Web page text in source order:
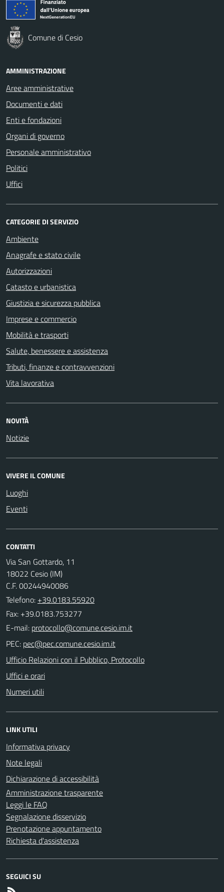
Comune di Cesio
AMMINISTRAZIONE
Aree amministrative
Documenti e dati
Enti e fondazioni
Organi di governo
Personale amministrativo
Politici
Uffici
CATEGORIE DI SERVIZIO
Ambiente
Anagrafe e stato civile
Autorizzazioni
Catasto e urbanistica
Giustizia e sicurezza pubblica
Imprese e commercio
Mobilità e trasporti
Salute, benessere e assistenza
Tributi, finanze e contravvenzioni
Vita lavorativa
NOVITÀ
Notizie
VIVERE IL COMUNE
Luoghi
Eventi
CONTATTI
Via San Gottardo, 11
18022 Cesio (IM)
C.F. 00244940086
Telefono: +39.0183.55920
Fax: +39.0183.753277
E-mail:
PEC:
Ufficio Relazioni con il Pubblico, Protocollo
Uffici e orari
Numeri utili
LINK UTILI
Informativa privacy
Note legali
Dichiarazione di accessibilità
Amministrazione trasparente
Leggi le FAQ
Segnalazione disservizio
Prenotazione appuntamento
Richiesta d'assistenza
SEGUICI SU